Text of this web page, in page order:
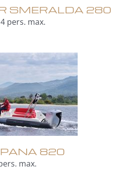
SMERALDA 280
pers. max.
820
max.